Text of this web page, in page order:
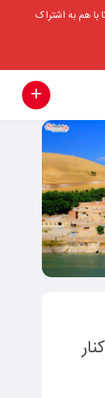
هم به اشتراک